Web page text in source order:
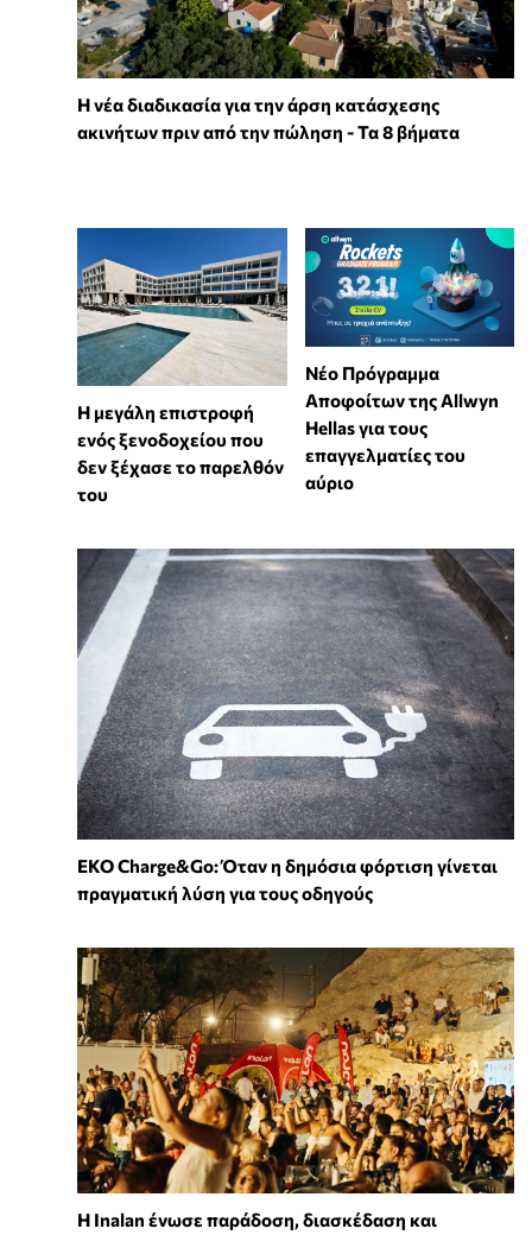
Η νέα διαδικασία για την άρση κατάσχεσης
ακινήτων πριν από την πώληση - Τα 8 βήματα
Η μεγάλη επιστροφή
ενός ξενοδοχείου που
δεν ξέχασε το παρελθόν
του
Νέο Πρόγραμμα
Αποφοίτων της Allwyn
Hellas για τους
επαγγελματίες του
αύριο
EKO Charge&Go: Όταν η δημόσια φόρτιση γίνεται
πραγματική λύση για τους οδηγούς
Η Inalan ένωσε παράδοση, διασκέδαση και